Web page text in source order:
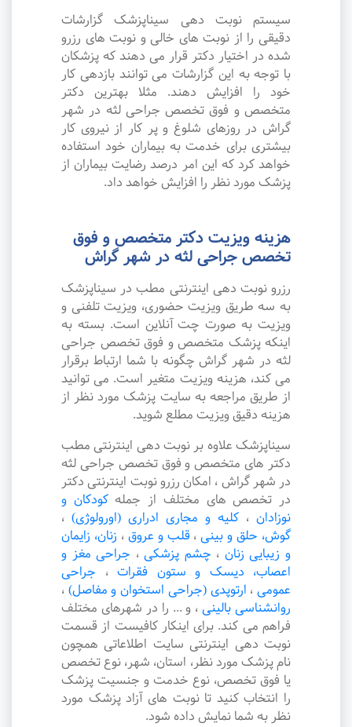
سیستم نوبت دهی سیناپزشک گزارشات
دقیقی را از نوبت های خالی و نوبت های رزرو
شده در اختیار دکتر قرار می دهند که پزشکان
با توجه به این گزارشات می توانند بازدهی کار
خود را افزایش دهند. مثلا بهترین دکتر
متخصص و فوق تخصص جراحی لثه در شهر
گراش در روزهای شلوغ و پر کار از نیروی کار
بیشتری برای خدمت به بیماران خود استفاده
خواهد کرد که این امر درصد رضایت بیماران از
پزشک مورد نظر را افزایش خواهد داد.
هزینه ویزیت دکتر متخصص و فوق
تخصص جراحی لثه در شهر گراش
رزرو نوبت دهی اینترنتی مطب در سیناپزشک
به سه طریق ویزیت حضوری، ویزیت تلفنی و
ویزیت به صورت چت آنلاین است. بسته به
اینکه پزشک متخصص و فوق تخصص جراحی
لثه در شهر گراش چگونه با شما ارتباط برقرار
می کند، هزینه ویزیت متغیر است. می توانید
از طریق مراجعه به سایت پزشک مورد نظر از
هزینه دقیق ویزیت مطلع شوید.
سیناپزشک علاوه بر نوبت دهی اینترنتی مطب
دکتر های متخصص و فوق تخصص جراحی لثه
در شهر گراش ، امکان رزرو نوبت اینترنتی دکتر
در تخصص های مختلف از جملهکودکان و
نوزادان ، کلیه و مجاری ادراری (اورولوژی) ،
گوش، حلق و بینی ، قلب و عروق ، زنان، زایمان
و زیبایی زنان ، چشم پزشکی ، جراحی مغز و
اعصاب، دیسک و ستون فقرات ، جراحی
عمومی ، ارتوپدی (جراحی استخوان و مفاصل) ،
روانشناسی بالینی ، و ... را در شهرهای مختلف
فراهم می کند. برای اینکار کافیست از قسمت
نوبت دهی اینترنتی سایت اطلاعاتی همچون
نام پزشک مورد نظر، استان، شهر، نوع تخصص
یا فوق تخصص، نوع خدمت و جنسیت پزشک
را انتخاب کنید تا نوبت های آزاد پزشک مورد
نظر به شما نمایش داده شود.